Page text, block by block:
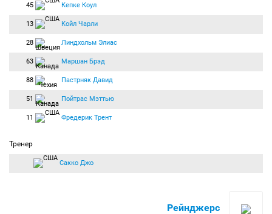
45 Кепке Коул
13 Койл Чарли
28 Линдхольм Элиас
63 Маршан Брэд
88 Пастрняк Давид
51 Пойтрас Мэттью
11 Фредерик Трент
Тренер
Сакко Джо
Рейнджерс